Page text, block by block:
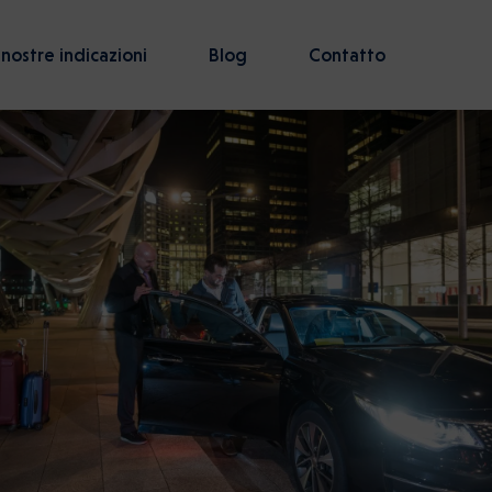
indicazioni Blog Contatto